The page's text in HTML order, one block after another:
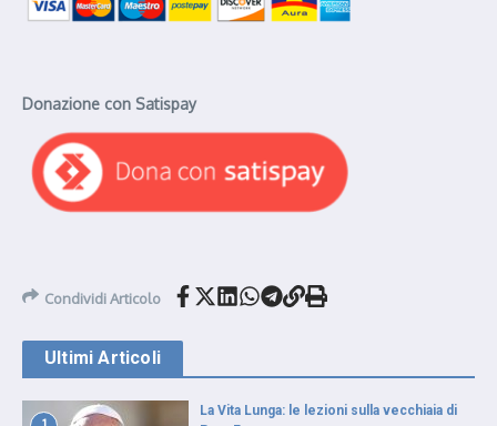
Donazione con Satispay
Condividi Articolo
Ultimi Articoli
La Vita Lunga: le lezioni sulla vecchiaia di